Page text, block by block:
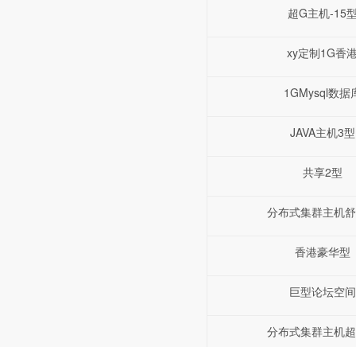
超G主机-15
xy定制1G香
1GMysql数据
JAVA主机3型
共享2型
分布式集群主机
香港豪华型
巨型论坛空间
分布式集群主机